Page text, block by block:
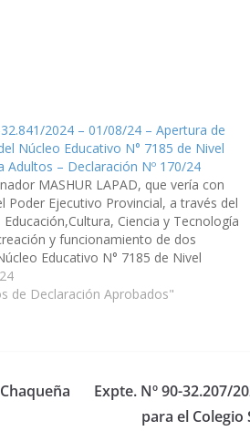
32.841/2024 – 01/08/24 – Apertura de
Núcleo Educativo N° 7185 de Nivel
Adultos – Declaración Nº 170/24
MASHUR LAPAD, que vería con
Poder Ejecutivo Provincial, a través del
Ciencia y Tecnología
y funcionamiento de dos
Educativo N° 7185 de Nivel
Adultos de la localidad de Victoria, para
las Comunidad de…
de Declaración Aprobados"
Expte. Nº 90-32.207/
para el Colegio